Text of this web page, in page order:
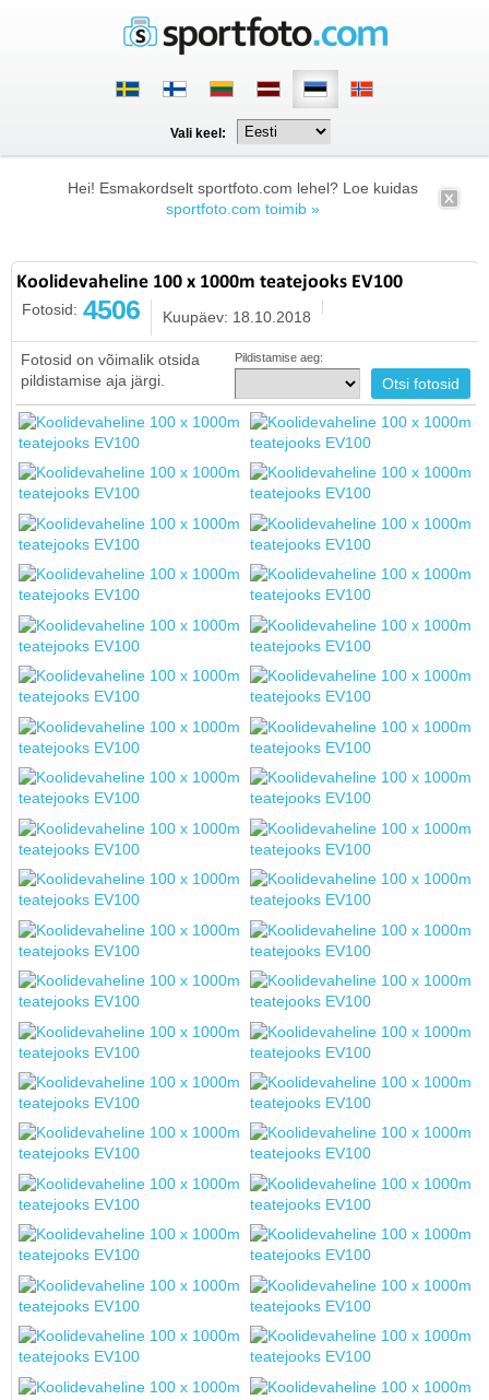
Vali keel:
Hei! Esmakordselt sportfoto.com lehel? Loe kuidas
sportfoto.com toimib »
Koolidevaheline 100 x 1000m teatejooks EV100
Fotosid: 4506 Kuupäev: 18.10.2018
Fotosid on võimalik otsida
pildistamise aja järgi.
Pildistamise aeg: